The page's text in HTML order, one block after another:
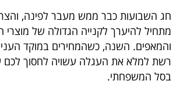
עסקי
ספורט
קריירה
ולימודים
חג השבועות כבר ממש מעבר לפינה,
מתחיל להיערך לקנייה הגדולה של
והמאפים. השנה, כשהמחירים במוקד
רשת למלא את העגלה עשויה לחסוך לכם
בסל המשפחתי.